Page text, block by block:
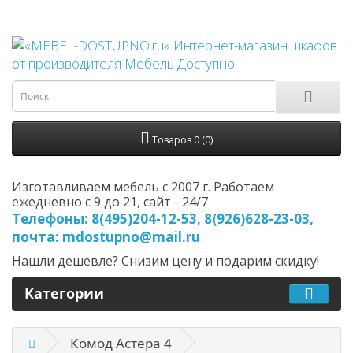
Товаров 0 (0)
Изготавливаем мебель с 2007 г. Работаем
ежедневно с 9 до 21, cайт - 24/7
Телефоны: 8(495)204-12-53, 8(926)628-23-03,
почта: mdostupno@mail.ru
Нашли дешевле? Снизим цену и подарим скидку!
Категории
Комод Астера 4